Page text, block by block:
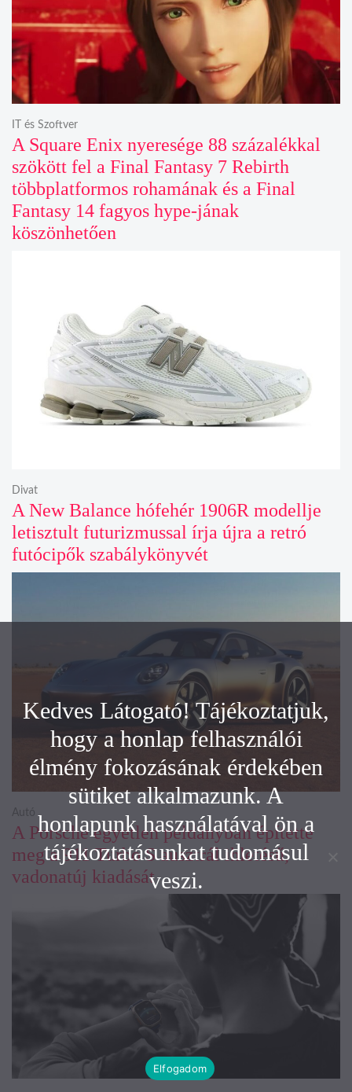
A Square Enix nyeresége 88 százalékkal
szökött fel a Final Fantasy 7 Rebirth
többplatformos rohamának és a Final
Fantasy 14 fagyos hype-jának
köszönhetően
IT és Szoftver
A New Balance hófehér 1906R modellje
letisztult futurizmussal írja újra a retró
futócipők szabálykönyvét
Divat
A Porsche egyetlen példányban építette
meg a 911 Turbo S ausztrál ihletésű,
vadonatúj kiadását
Autó
Kedves Látogató! Tájékoztatjuk,
hogy a honlap felhasználói
élmény fokozásának érdekében
sütiket alkalmazunk. A
honlapunk használatával ön a
tájékoztatásunkat tudomásul
veszi.
Elfogadom